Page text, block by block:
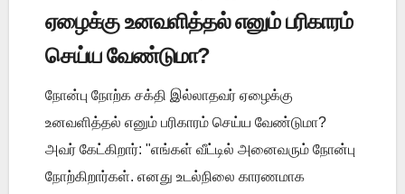
ஏழைக்கு உனவளித்தல் எனும் பரிகாரம்
செய்ய வேண்டுமா?
நோன்பு நோற்க சக்தி இல்லாதவர் ஏழைக்கு
உனவளித்தல் எனும் பரிகாரம் செய்ய வேண்டுமா?
அவர் கேட்கிறார்: "எங்கள் வீட்டில் அனைவரும் நோன்பு
நோற்கிறார்கள். எனது உடல்நிலை காரணமாக